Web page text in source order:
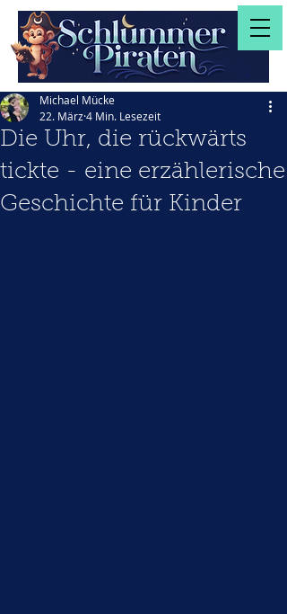
Die Uhr, die rückwärts
tickte - eine erzählerische
Geschichte für Kinder
Michael Mücke
22. März 4 Min. Lesezeit